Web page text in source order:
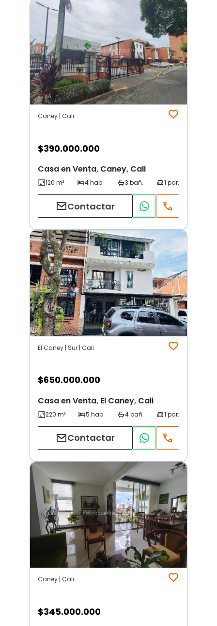
Caney | Cali
$390.000.000
Casa en Venta, Caney, Cali
Contactar
El Caney | Sur | Cali
$650.000.000
Casa en Venta, El Caney, Cali
Contactar
Caney | Cali
$345.000.000